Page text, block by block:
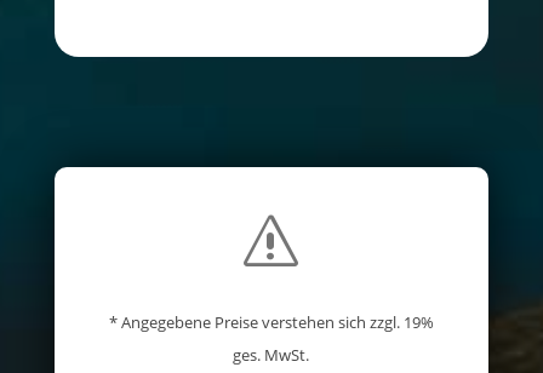
s
* Angegebene Preise verstehen sich zzgl. 19%
ges. MwSt.